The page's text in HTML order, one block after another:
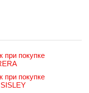
покупке
покупке